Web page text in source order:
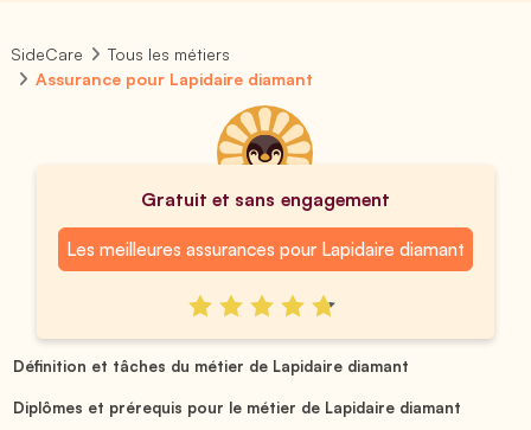
SideCare
Tous les métiers
Assurance pour Lapidaire diamant
Gratuit et sans engagement
Les meilleures assurances pour Lapidaire diamant
Définition et tâches du métier de Lapidaire diamant
Diplômes et prérequis pour le métier de Lapidaire diamant